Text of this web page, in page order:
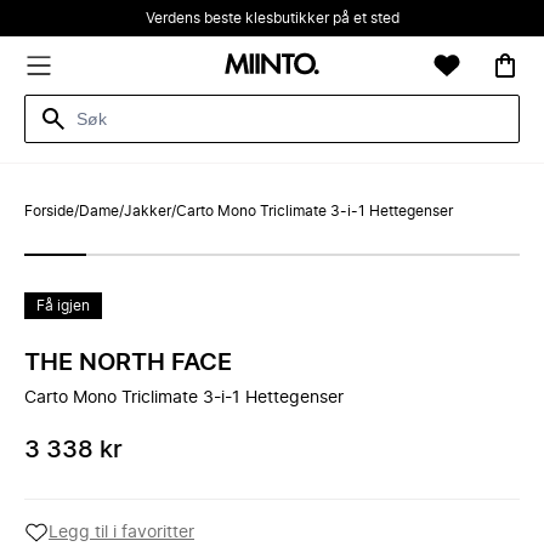
Verdens beste klesbutikker på et sted
Forside/Dame/Jakker/Carto Mono Triclimate 3-i-1 Hettegenser
Få igjen
THE NORTH FACE
Carto Mono Triclimate 3-i-1 Hettegenser
3 338 kr
Legg til i favoritter